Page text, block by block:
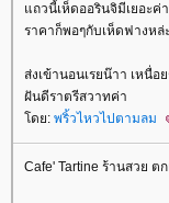
ถวนี้เห็ดออรินจิมีเยอะค่า
ราคาก็พอๆกับเห็ดฟางหล่
ส่งเข้านอนเรยน๊าา เหนื่อ
ฝันดีราตรีสวาทค่า
ดย: พริ้วไหวไปตามลม
Cafe' Tartine ร้านสวย